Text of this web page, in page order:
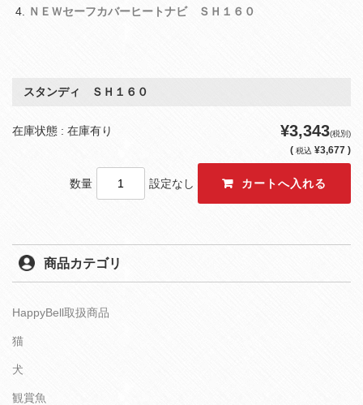
ＮＥＷセーフカバーヒートナビ ＳＨ１６０
スタンディ ＳＨ１６０
在庫状態 : 在庫有り ¥3,343(税別)
( 税込 ¥3,677 )
数量 設定なし
商品カテゴリ
HappyBell取扱商品
猫
犬
観賞魚